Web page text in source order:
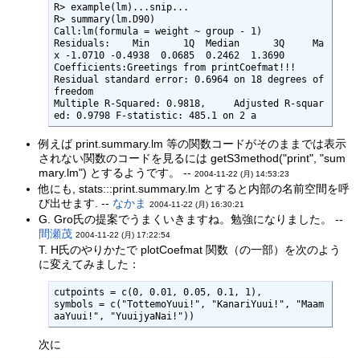
R> example(lm)...snip...
R> summary(lm.D90)
Call:lm(formula = weight ~ group - 1)
Residuals:    Min      1Q  Median      3Q     Ma
x -1.0710 -0.4938  0.0685  0.2462  1.3690
Coefficients:Greetings from printCoefmat!!!
Residual standard error: 0.6964 on 18 degrees of
freedom
Multiple R-Squared: 0.9818,     Adjusted R-squar
ed: 0.9798 F-statistic: 485.1 on 2 a
例えば print.summary.lm 等の関数コードがそのままでは表示
されない関数のコードを見るには getS3method("print", "sum
mary.lm") とするようです。 --2004-11-22 (月) 14:53:23
他にも, stats:::print.summary.lm とすると内部の名前空間を呼
び出せます. -- なかま 2004-11-22 (月) 16:30:21
G. Gro氏の提案でうまくいきますね。勉強になりました。 --
間瀬茂 2004-11-22 (月) 17:22:54
T. H氏のやりかたで plotCoefmat 関数（の一部）を次のよう
に変えてみました：
cutpoints = c(0, 0.01, 0.05, 0.1, 1),
symbols = c("TottemoYuui!", "KanariYuui!", "Maam
aaYuui!", "YuuijyaNai!"))
次に